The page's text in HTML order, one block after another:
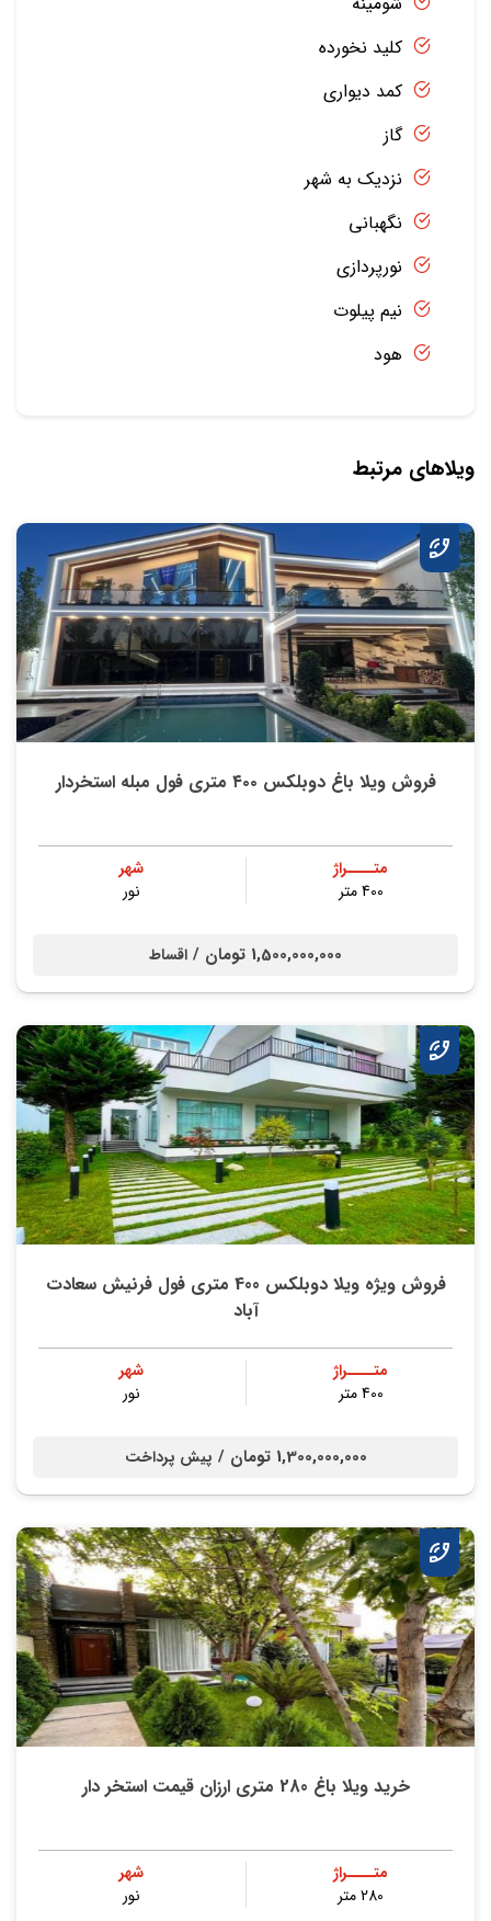
کلید نخورده
کمد دیواری
گاز
نزدیک به شهر
نگهبانی
نورپردازی
نیم پیلوت
هود
ویلاهای مرتبط
فروش ویلا باغ دوبلکس ۴۰۰ متری فول مبله استخردار
متــــراژ
400 متر
شهر
نور
1,500,000,000 تومان / اقساط
فروش ویژه ویلا دوبلکس 400 متری فول فرنیش سعادت
آباد
متــــراژ
400 متر
شهر
نور
1,300,000,000 تومان / پیش پرداخت
خرید ویلا باغ 280 متری ارزان قیمت استخر دار
متــــراژ
280 متر
شهر
نور